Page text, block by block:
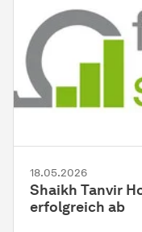
18.05.2026
Shaikh Tanvir
erfolgreich ab